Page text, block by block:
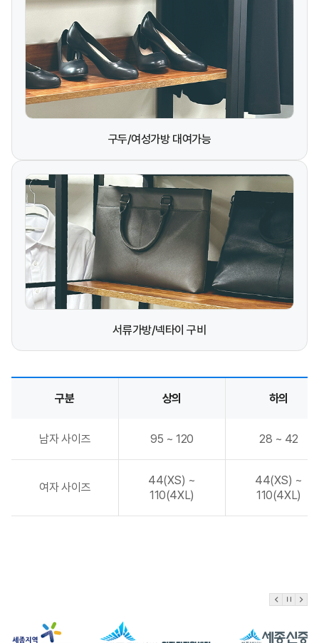
구두/여성가방 대여가능
서류가방/넥타이 구비
구분 상의 하의
남자 사이즈 95 ~ 120 28 ~ 42
여자 사이즈
44(XS) ~
110(4XL)
44(XS) ~
110(4XL)